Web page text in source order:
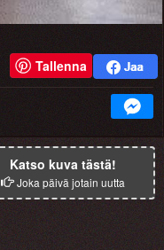
Tallenna
Katso kuva tästä!
Joka päivä jotain uutta